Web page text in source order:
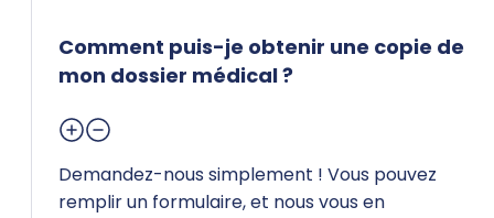
Comment puis-je obtenir une copie de
mon dossier médical ?
Demandez-nous simplement ! Vous pouvez
remplir un formulaire, et nous vous en